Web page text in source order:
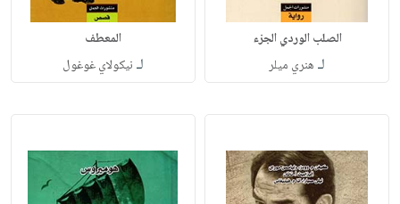
الصلب الوردي الجزء
لـ هنري ميلر
المعطف
لـ نيكولاي غوغول